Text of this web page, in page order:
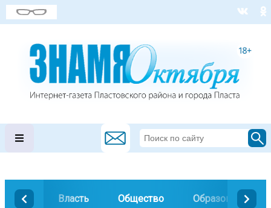
Власть Общество Образование